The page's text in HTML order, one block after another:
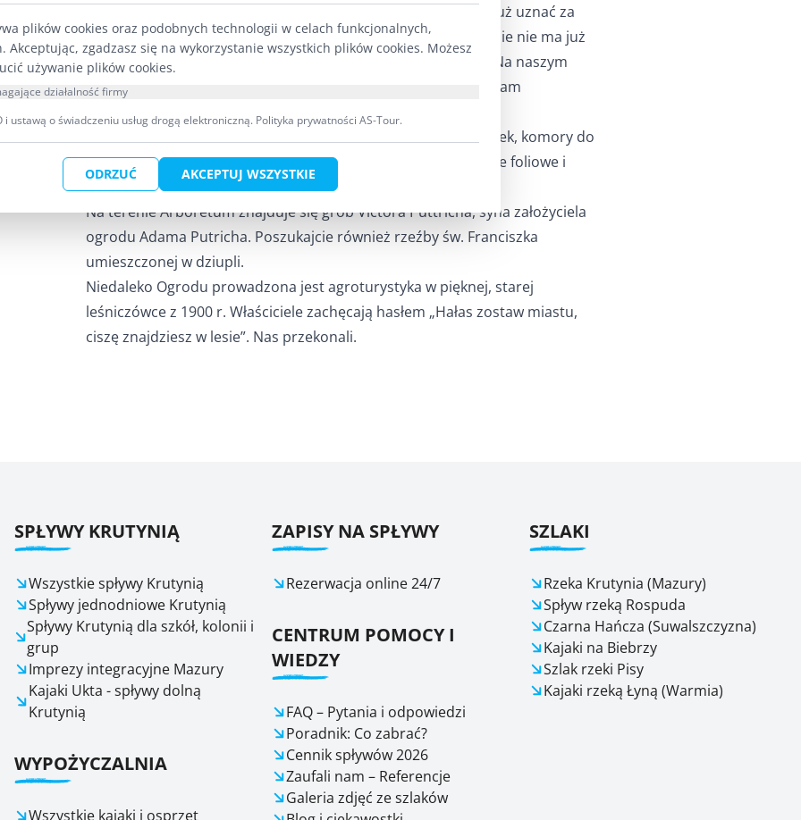
wyrosłe z lat szkolnych. Natomiast 200-letnie drzewa można już uznać za
osobniki dorosłe. A gdzie do starości… Daleka droga. W Europie nie ma już
puszczy, ponieważ powinny ją tworzyć bardzo stare drzewa. Na naszym
kontynencie spotyka się już tylko lasy. Przy okazji polecamy Wam
przeczytanie „Sekretnego życia drzew”.
Arboretum to nie tylko ogród, to również wyłuszczarnia szyszek, komory do
sortowania i przechowywania nasion, magazyn szyszek, tunele foliowe i
szklarnia.
Na terenie Arboretum znajduje się grób Victora Puttricha, syna założyciela
ogrodu Adama Putricha. Poszukajcie również rzeźby św. Franciszka
umieszczonej w dziupli.
Niedaleko Ogrodu prowadzona jest agroturystyka w pięknej, starej
leśniczówce z 1900 r. Właściciele zachęcają hasłem „Hałas zostaw miastu,
ciszę znajdziesz w lesie”. Nas przekonali.
SPŁYWY KRUTYNIĄ
Wszystkie spływy Krutynią
Spływy jednodniowe Krutynią
Spływy Krutynią dla szkół, kolonii i
grup
Imprezy integracyjne Mazury
Kajaki Ukta - spływy dolną
Krutynią
WYPOŻYCZALNIA
Wszystkie kajaki i osprzęt
ZAPISY NA SPŁYWY
Rezerwacja online 24/7
CENTRUM POMOCY I
WIEDZY
FAQ – Pytania i odpowiedzi
Poradnik: Co zabrać?
Cennik spływów 2026
Zaufali nam – Referencje
Galeria zdjęć ze szlaków
SZLAKI
Rzeka Krutynia (Mazury)
Spływ rzeką Rospuda
Czarna Hańcza (Suwalszczyzna)
Kajaki na Biebrzy
Szlak rzeki Pisy
Kajaki rzeką Łyną (Warmia)
plików cookies oraz podobnych technologii w celach funkcjonalnych,
Akceptując, zgadzasz się na wykorzystanie wszystkich plików cookies. Możesz
używanie plików cookies.
działalność firmy
i ustawą o świadczeniu usług drogą elektroniczną. Polityka prywatności AS-Tour.
ODRZUĆ AKCEPTUJ WSZYSTKIE